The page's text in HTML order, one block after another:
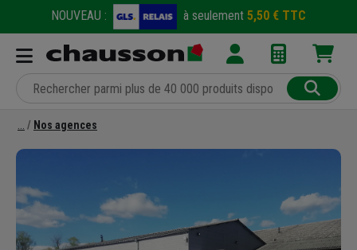
NOUVEAU : à seulement 5,50 € TTC
Nos agences